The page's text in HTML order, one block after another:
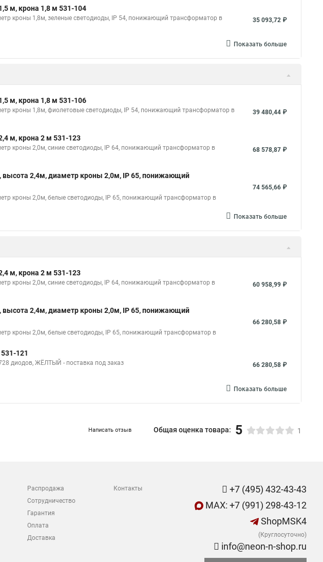
м, крона 1,8 м 531-104
кроны 1,8м, зеленые светодиоды, IP 54, понижающий трансформатор в
35 093,72 ₽
Показать больше
м, крона 1,8 м 531-106
кроны 1,8м, фиолетовые светодиоды, IP 54, понижающий трансформатор в
39 480,44 ₽
м, крона 2 м 531-123
кроны 2,0м, синие светодиоды, IP 64, понижающий трансформатор в
68 578,87 ₽
высота 2,4м, диаметр кроны 2,0м, IP 65, понижающий
кроны 2,0м, белые светодиоды, IP 65, понижающий трансформатор в
74 565,66 ₽
Показать больше
м, крона 2 м 531-123
кроны 2,0м, синие светодиоды, IP 64, понижающий трансформатор в
60 958,99 ₽
высота 2,4м, диаметр кроны 2,0м, IP 65, понижающий
кроны 2,0м, белые светодиоды, IP 65, понижающий трансформатор в
66 280,58 ₽
121
диодов, ЖЁЛТЫЙ - поставка под заказ 66 280,58 ₽
Показать больше
Написать отзыв Общая оценка товара: 5 1
Распродажа
Сотрудничество
Гарантия
Оплата
Доставка
Контакты
+7 (495) 432-43-43
MAX: +7 (991) 298-43-12
ShopMSK4
(Круглосуточно)
info@neon-n-shop.ru